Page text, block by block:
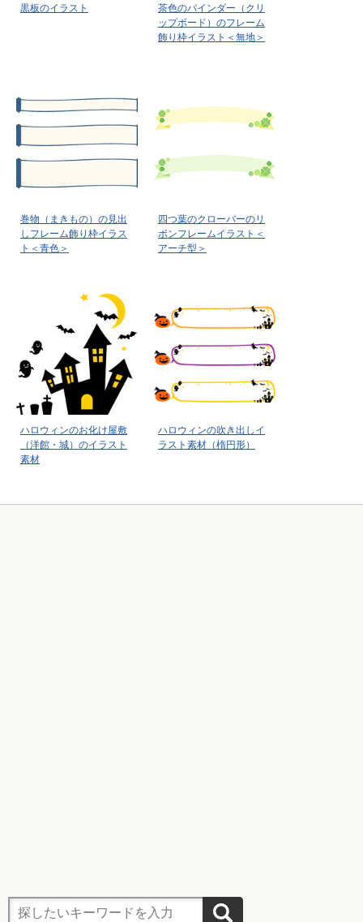
黒板のイラスト
茶色のバインダー（クリ
ップボード）のフレーム
飾り枠イラスト＜無地＞
巻物（まきもの）の見出
しフレーム飾り枠イラス
ト＜青色＞
四つ葉のクローバーのリ
ボンフレームイラスト＜
アーチ型＞
ハロウィンのお化け屋敷
（洋館・城）のイラスト
素材
ハロウィンの吹き出しイ
ラスト素材（楕円形）